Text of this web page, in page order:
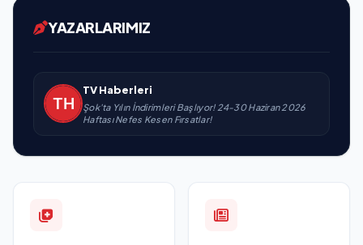
YAZARLARIMIZ
TV Haberleri
Şok'ta Yılın İndirimleri Başlıyor! 24-30 Haziran 2026
Haftası Nefes Kesen Fırsatlar!